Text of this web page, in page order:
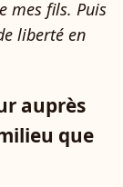
mes fils. Puis
liberté en
auprès
que